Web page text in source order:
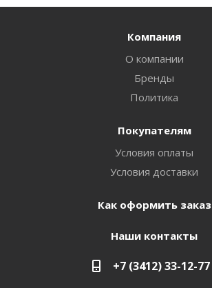
Компания
О компании
Бренды
Политика
Покупателям
Условия оплаты
Условия доставки
Как оформить заказ
Наши контакты
+7 (3412) 33-12-77